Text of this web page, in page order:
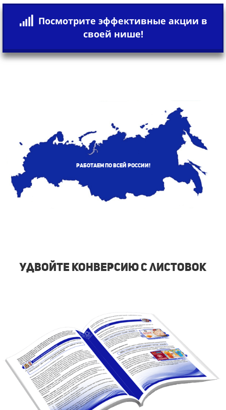
Посмотрите эффективные акции в
своей нише!
Работаем по всей России!
удвойте конверсию с листовок